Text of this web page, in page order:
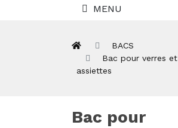
MENU
BACS
Bac pour verres et
assiettes
Bac pour